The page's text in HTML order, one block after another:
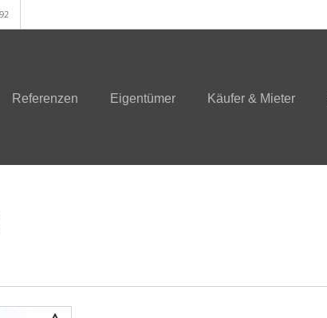
Referenzen Eigentümer Käufer & Mieter